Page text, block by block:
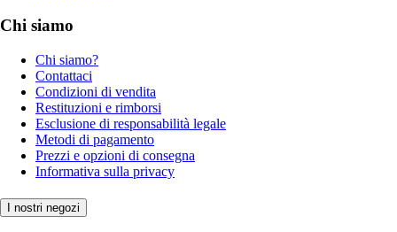
Chi siamo
Chi siamo?
Contattaci
Condizioni di vendita
Restituzioni e rimborsi
Esclusione di responsabilità legale
Metodi di pagamento
Prezzi e opzioni di consegna
Informativa sulla privacy
I nostri negozi